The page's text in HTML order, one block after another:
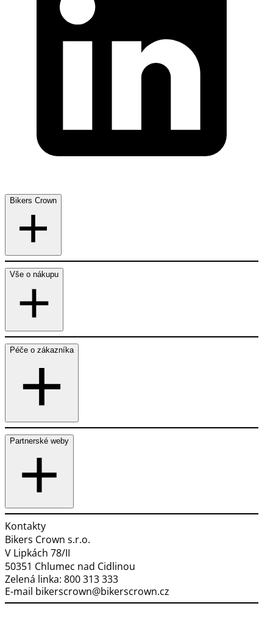
Bikers Crown
Vše o nákupu
Péče o zákazníka
Partnerské weby
Kontakty
Bikers Crown s.r.o.
V Lipkách 78/II
50351 Chlumec nad Cidlinou
Zelená linka: 800 313 333
E-mail bikerscrown@bikerscrown.cz